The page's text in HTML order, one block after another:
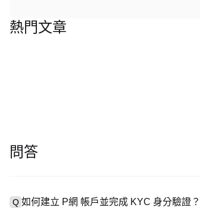
熱門文章
問答
Q 如何建立 P網 帳戶並完成 KYC 身分驗證？